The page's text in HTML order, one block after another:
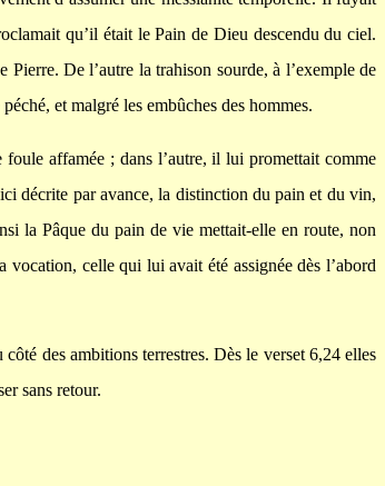
qu’il était le Pain de Dieu descendu du ciel.
De l’autre la trahison sourde, à l’exemple de
et malgré les embûches des hommes.
affamée ; dans l’autre, il lui promettait comme
décrite par avance, la distinction du pain et du vin,
la Pâque du pain de vie mettait-elle en route, non
celle qui lui avait été assignée dès l’abord
des ambitions terrestres. Dès le verset 6,24 elles
sans retour.